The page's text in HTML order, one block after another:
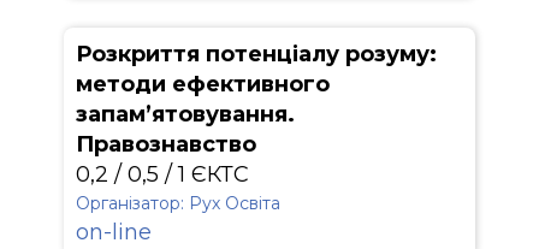
Розкриття потенціалу розуму:
методи ефективного
запам’ятовування.
Правознавство
0,2 / 0,5 / 1 ЄКТС
Організатор: Рух Освіта
on-line